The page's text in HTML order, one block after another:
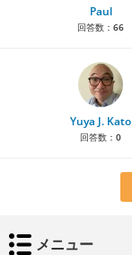
Paul
回答数： 66
Yuya J. Kato
回答数： 0
メニュー